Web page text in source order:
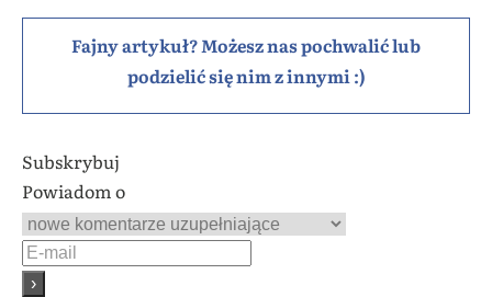
Fajny artykuł? Możesz nas pochwalić lub
podzielić się nim z innymi :)
Subskrybuj
Powiadom o